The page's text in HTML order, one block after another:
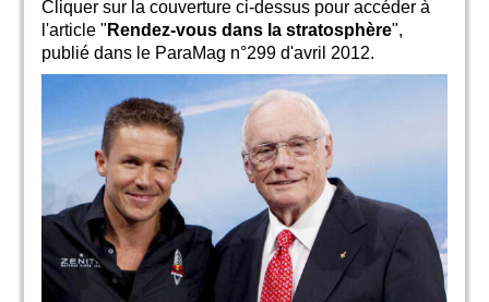
Cliquer sur la couverture ci-dessus pour accéder à
l'article " Rendez-vous dans la stratosphère",
publié dans le ParaMag n°299 d'avril 2012.